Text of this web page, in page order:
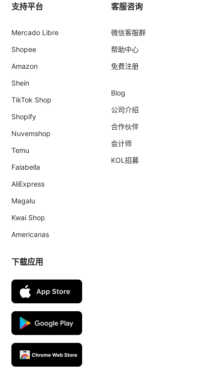
支持平台
Mercado Libre
Shopee
Amazon
Shein
TikTok Shop
Shopify
Nuvemshop
Temu
Falabella
AliExpress
Magalu
Kwai Shop
Americanas
客服咨询
微信客服群
帮助中心
免费注册
Blog
公司介绍
合作伙伴
会计师
KOL招募
下载应用